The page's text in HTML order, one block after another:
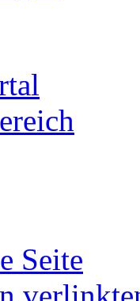
Seite